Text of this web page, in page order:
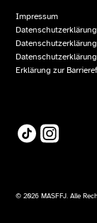
Impressum
Datenschutzerklärung
Erklärung zur
TikTok
© 2026 MASFFJ. Alle